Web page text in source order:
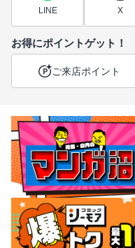
LINE X
お得にポイントゲット！
ご来店ポイント